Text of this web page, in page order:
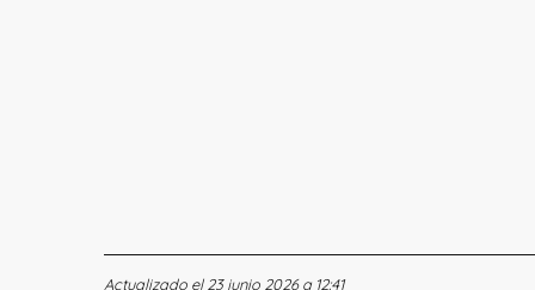
Actualizado el 23 junio 2026 a 12:41